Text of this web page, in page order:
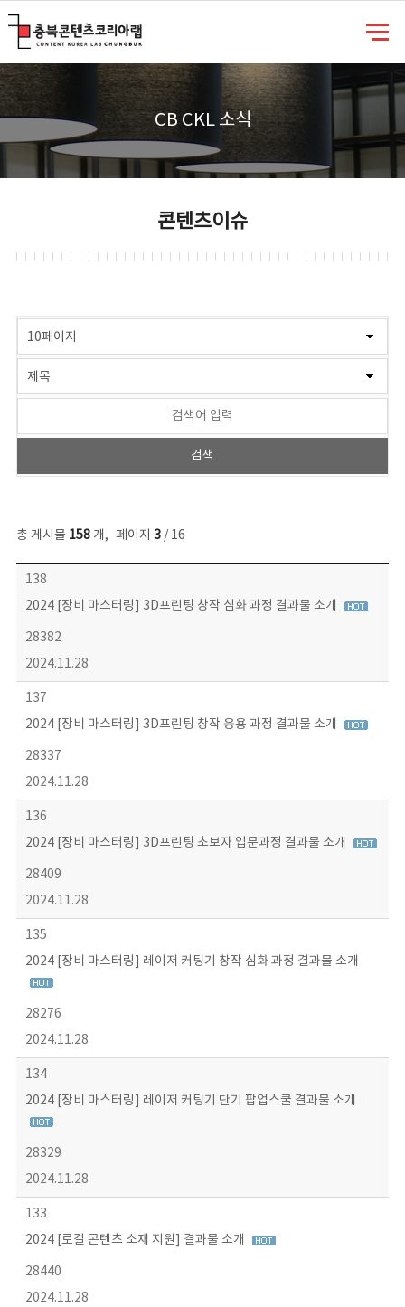
CB CKL 소식
콘텐츠이슈
총 게시물 158개, 페이지 3/ 16
콘텐츠이슈 목록 - 번호, 제목, 작성자, 파일, 조회수, 작성일 정보 제공
138
2024 [장비 마스터링] 3D프린팅 창작 심화 과정 결과물 소개
28382
2024.11.28
137
2024 [장비 마스터링] 3D프린팅 창작 응용 과정 결과물 소개
28337
2024.11.28
136
2024 [장비 마스터링] 3D프린팅 초보자 입문과정 결과물 소개
28409
2024.11.28
135
2024 [장비 마스터링] 레이저 커팅기 창작 심화 과정 결과물 소개
28276
2024.11.28
134
2024 [장비 마스터링] 레이저 커팅기 단기 팝업스쿨 결과물 소개
28329
2024.11.28
133
2024 [로컬 콘텐츠 소재 지원] 결과물 소개
28440
2024.11.28